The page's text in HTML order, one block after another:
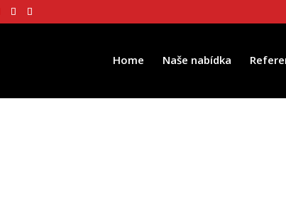
Home Naše nabídka